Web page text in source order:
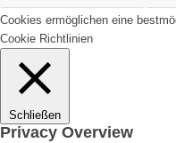
Cookies ermöglichen eine
Cookie Richtlinien
Schließen
Privacy Overview